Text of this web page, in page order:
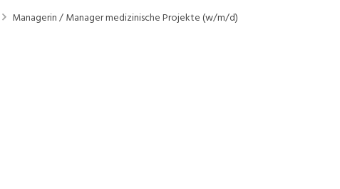
Temporär (befristet)
Human Resources Einkauf, Logistik, Transport,
Verkehr
Managerin / Manager medizinische Projekte (w/m/d)